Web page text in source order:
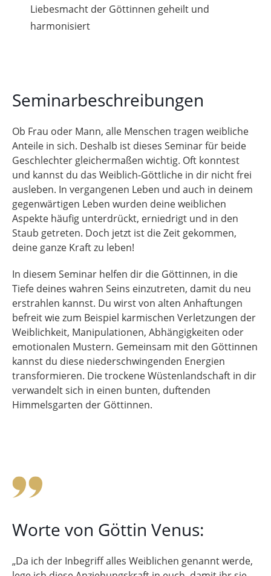
Liebesmacht der Göttinnen geheilt und
harmonisiert
Seminarbeschreibungen
Ob Frau oder Mann, alle Menschen tragen weibliche
Anteile in sich. Deshalb ist dieses Seminar für beide
Geschlechter gleichermaßen wichtig. Oft konntest
und kannst du das Weiblich-Göttliche in dir nicht frei
ausleben. In vergangenen Leben und auch in deinem
gegenwärtigen Leben wurden deine weiblichen
Aspekte häufig unterdrückt, erniedrigt und in den
Staub getreten. Doch jetzt ist die Zeit gekommen,
deine ganze Kraft zu leben!
In diesem Seminar helfen dir die Göttinnen, in die
Tiefe deines wahren Seins einzutreten, damit du neu
erstrahlen kannst. Du wirst von alten Anhaftungen
befreit wie zum Beispiel karmischen Verletzungen der
Weiblichkeit, Manipulationen, Abhängigkeiten oder
emotionalen Mustern. Gemeinsam mit den Göttinnen
kannst du diese niederschwingenden Energien
transformieren. Die trockene Wüstenlandschaft in dir
verwandelt sich in einen bunten, duftenden
Himmelsgarten der Göttinnen.
Worte von Göttin Venus:
„Da ich der Inbegriff alles Weiblichen genannt werde,